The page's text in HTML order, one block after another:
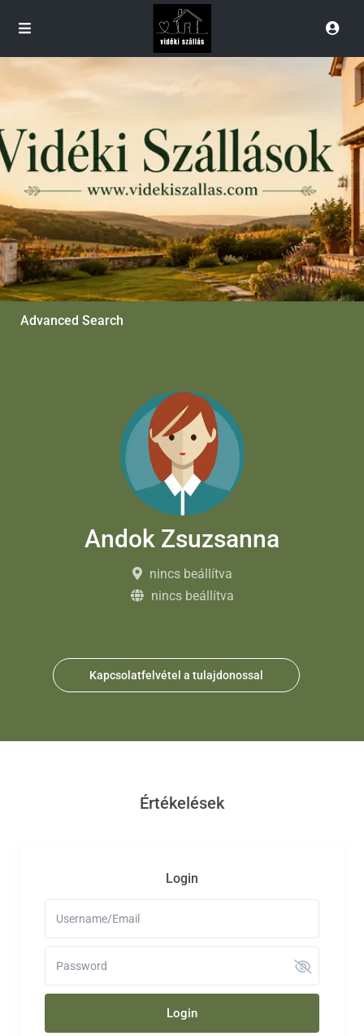
Advanced Search
Andok Zsuzsanna
nincs beállítva
nincs beállítva
Kapcsolatfelvétel a tulajdonossal
Értékelések
Login
Login